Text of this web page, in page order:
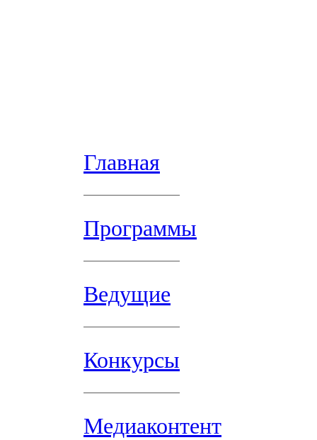
Главная
Программы
Ведущие
Конкурсы
Медиаконтент